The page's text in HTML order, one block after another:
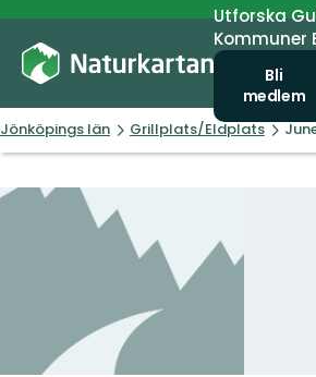
Utforska
Kommuner
Bli
medlem
Jönköpings län Grillplats/Eldplats